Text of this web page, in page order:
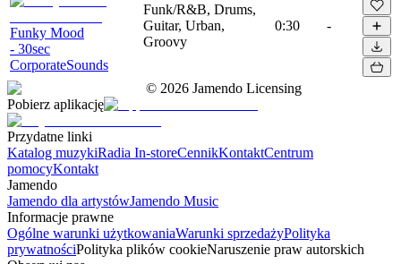
Funky Mood
- 30sec
CorporateSounds
Funk/R&B, Drums,
Guitar, Urban,
Groovy
0:30 -
© 2026 Jamendo Licensing
Pobierz aplikację
Przydatne linki
Katalog muzykiRadia In-storeCennikKontaktCentrum
pomocyKontakt
Jamendo
Jamendo dla artystówJamendo Music
Informacje prawne
Ogólne warunki użytkowaniaWarunki sprzedażyPolityka
prywatnościPolityka plików cookieNaruszenie praw autorskich